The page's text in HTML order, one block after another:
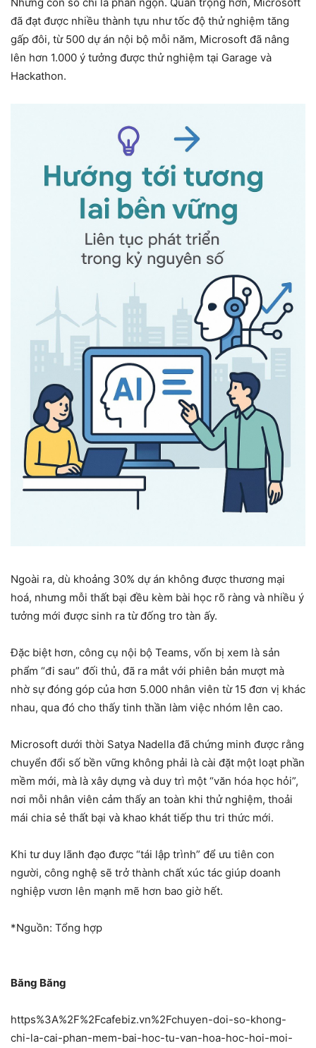
đã đạt được nhiều thành tựu như tốc độ thử nghiệm tăng
gấp đôi, từ 500 dự án nội bộ mỗi năm, Microsoft đã nâng
lên hơn 1.000 ý tưởng được thử nghiệm tại Garage và
Hackathon.
Ngoài ra, dù khoảng 30% dự án không được thương mại
hoá, nhưng mỗi thất bại đều kèm bài học rõ ràng và nhiều ý
tưởng mới được sinh ra từ đống tro tàn ấy.
Đặc biệt hơn, công cụ nội bộ Teams, vốn bị xem là sản
phẩm “đi sau” đối thủ, đã ra mắt với phiên bản mượt mà
nhờ sự đóng góp của hơn 5.000 nhân viên từ 15 đơn vị khác
nhau, qua đó cho thấy tinh thần làm việc nhóm lên cao.
Microsoft dưới thời Satya Nadella đã chứng minh được rằng
chuyển đổi số bền vững không phải là cài đặt một loạt phần
mềm mới, mà là xây dựng và duy trì một “văn hóa học hỏi”,
nơi mỗi nhân viên cảm thấy an toàn khi thử nghiệm, thoải
mái chia sẻ thất bại và khao khát tiếp thu tri thức mới.
Khi tư duy lãnh đạo được “tái lập trình” để ưu tiên con
người, công nghệ sẽ trở thành chất xúc tác giúp doanh
nghiệp vươn lên mạnh mẽ hơn bao giờ hết.
*Nguồn: Tổng hợp
Băng Băng
https%3A%2F%2Fcafebiz.vn%2Fchuyen-doi-so-khong-
chi-la-cai-phan-mem-bai-hoc-tu-van-hoa-hoc-hoi-moi-